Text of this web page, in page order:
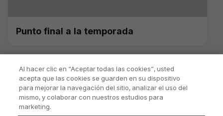
Punto final a la temporada
Al hacer clic en “Aceptar todas las cookies”, usted
acepta que las cookies se guarden en su dispositivo
para mejorar la navegación del sitio, analizar el uso del
mismo, y colaborar con nuestros estudios para
marketing.